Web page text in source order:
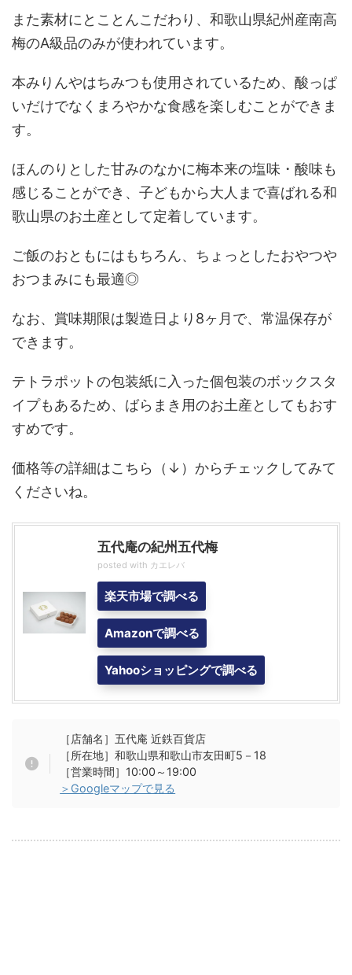
また素材にとことんこだわり、和歌山県紀州産南高
梅のA級品のみが使われています。
本みりんやはちみつも使用されているため、酸っぱ
いだけでなくまろやかな食感を楽しむことができま
す。
ほんのりとした甘みのなかに梅本来の塩味・酸味も
感じることができ、子どもから大人まで喜ばれる和
歌山県のお土産として定着しています。
ご飯のおともにはもちろん、ちょっとしたおやつや
おつまみにも最適◎
なお、賞味期限は製造日より8ヶ月で、常温保存が
できます。
テトラポットの包装紙に入った個包装のボックスタ
イプもあるため、ばらまき用のお土産としてもおす
すめです。
価格等の詳細はこちら（↓）からチェックしてみて
くださいね。
五代庵の紀州五代梅
posted with カエレバ
楽天市場で調べる
Amazonで調べる
Yahooショッピングで調べる
［店舗名］五代庵 近鉄百貨店
［所在地］和歌山県和歌山市友田町5－18
［営業時間］10:00～19:00
＞Googleマップで見る